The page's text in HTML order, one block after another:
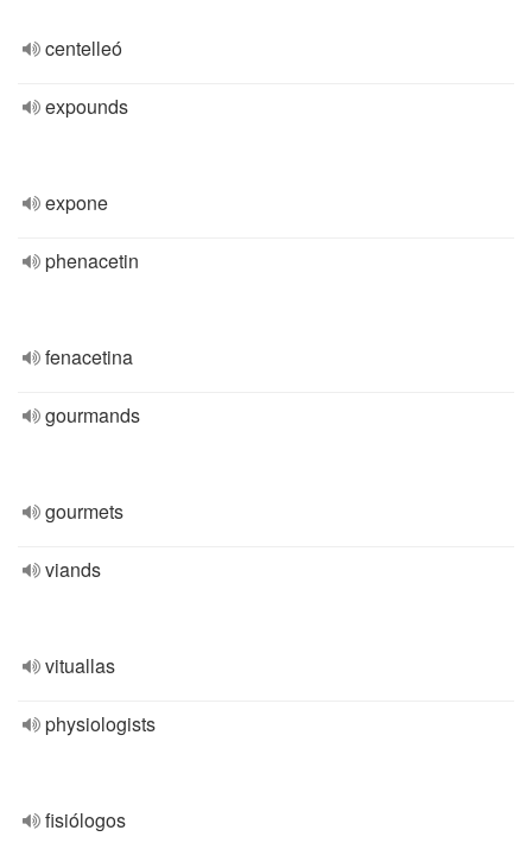
centelleó
expounds
expone
phenacetin
fenacetina
gourmands
gourmets
viands
vituallas
physiologists
fisiólogos